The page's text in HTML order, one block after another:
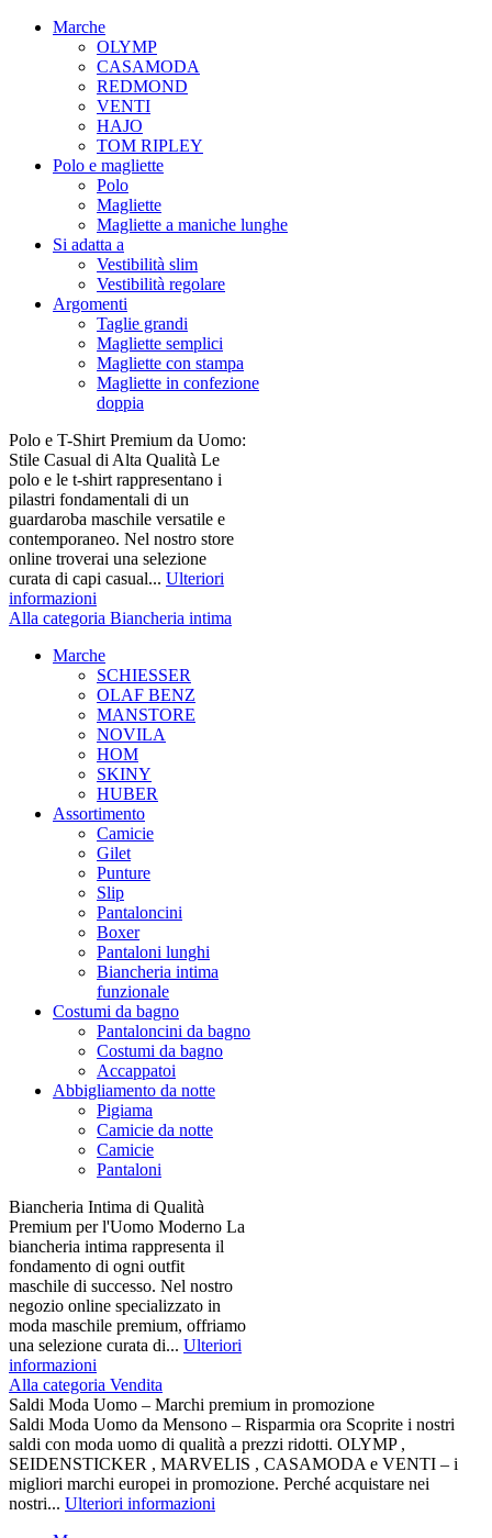
Marche
OLYMP
CASAMODA
REDMOND
VENTI
HAJO
TOM RIPLEY
Polo e magliette
Polo
Magliette
Magliette a maniche lunghe
Si adatta a
Vestibilità slim
Vestibilità regolare
Argomenti
Taglie grandi
Magliette semplici
Magliette con stampa
Magliette in confezione
doppia
Polo e T-Shirt Premium da Uomo:
Stile Casual di Alta Qualità Le
polo e le t-shirt rappresentano i
pilastri fondamentali di un
guardaroba maschile versatile e
contemporaneo. Nel nostro store
online troverai una selezione
curata di capi casual... Ulteriori
informazioni
Alla categoria Biancheria intima
Marche
SCHIESSER
OLAF BENZ
MANSTORE
NOVILA
HOM
SKINY
HUBER
Assortimento
Camicie
Gilet
Punture
Slip
Pantaloncini
Boxer
Pantaloni lunghi
Biancheria intima
funzionale
Costumi da bagno
Pantaloncini da bagno
Costumi da bagno
Accappatoi
Abbigliamento da notte
Pigiama
Camicie da notte
Camicie
Pantaloni
Biancheria Intima di Qualità
Premium per l'Uomo Moderno La
biancheria intima rappresenta il
fondamento di ogni outfit
maschile di successo. Nel nostro
negozio online specializzato in
moda maschile premium, offriamo
una selezione curata di... Ulteriori
informazioni
Alla categoria Vendita
Saldi Moda Uomo – Marchi premium in promozione
Saldi Moda Uomo da Mensono – Risparmia ora Scoprite i nostri
saldi con moda uomo di qualità a prezzi ridotti. OLYMP ,
SEIDENSTICKER , MARVELIS , CASAMODA e VENTI – i
migliori marchi europei in promozione. Perché acquistare nei
nostri... Ulteriori informazioni